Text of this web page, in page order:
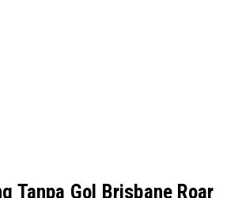
Tanpa Gol Brisbane Roar